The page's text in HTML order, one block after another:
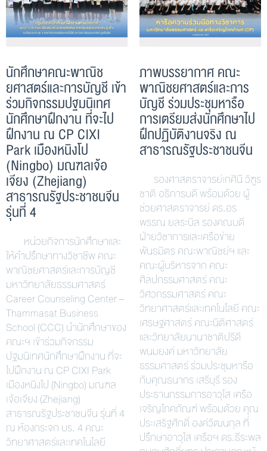
นักศึกษาคณะพาณิช
ยศาสตร์และการบัญชี เข้า
ร่วมกิจกรรมปฐมนิเทศ
นักศึกษาฝึกงาน ที่จะไป
ฝึกงาน ณ CP CIXI
Park เมืองหนิงโป
(Ningbo) มณฑลเจ้อ
เจียง (Zhejiang)
สาธารณรัฐประชาชนจีน
รุ่นที่ 4
หน่วยกิจการนักศึกษาและ
ให้คำปรึกษาทางวิชาชีพ คณะ
พาณิชยศาสตร์และการบัญชี
มหาวิทยาลัยธรรมศาสตร์
Career Counseling Center –
Thammasat Business
School (CCC) นำนักศึกษาของ
คณะฯ เข้าร่วมกิจกรรม
ปฐมนิเทศนักศึกษาฝึกงาน ที่จะ
ไปฝึกงาน ณ CP CIXI Park
เมืองหนิงโป (Ningbo) มณฑล
เจ้อเจียง (Zhejiang)
สาธารณรัฐประชาชนจีน รุ่นที่ 4
ณ ห้องกระจก บร. 4 คณะ
วิทยาศาสตร์และเทคโนโลยี
ภาพบรรยากาศ คณะ
พาณิชยศาสตร์และการ
บัญชี ร่วมประชุมหารือ
การเตรียมส่งนักศึกษาไป
ฝึกปฏิบัติงานจริง ณ
สาธารณรัฐประชาชนจีน
รองศาสตราจารย์เกศินี วิฑูร
ชาติ อธิการบดี พร้อมด้วย ผู้
ช่วยศาสตราจารย์ ดร.อร
พรรณ ยลระบิล รองคณบดี
ฝ่ายวิชาการและเครือข่าย
พันธมิตร คณะพาณิชย์ฯ และ
คณะผู้บริหารจาก คณะ
ศิลปกรรมศาสตร์ คณะ
วิศวกรรมศาสตร์ คณะ
วิทยาศาสตร์และเทคโนโลยี คณะ
เศรษฐศาสตร์ คณะนิติศาสตร์
และวิทยาลัยนานาชาติปรีดี
พนมยงค์ มหาวิทยาลัย
ธรรมศาสตร์ ร่วมประชุมหารือ
กับคุณธนากร เสรีบุรี รอง
ประธานกรรมการอาวุโส เครือ
เจริญโภคภัณฑ์ พร้อมด้วย คุณ
ประเสริฐศักดิ์ องค์วัฒนกุล ที่
ปรึกษาอาวุโส เครือฯ ดร.ธีระพล